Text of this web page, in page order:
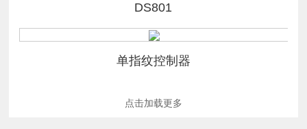
DS801
单指纹控制器
点击加载更多